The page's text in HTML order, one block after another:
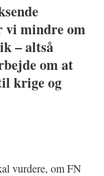
mindre om
– altså
om at
krige og
vurdere, om FN